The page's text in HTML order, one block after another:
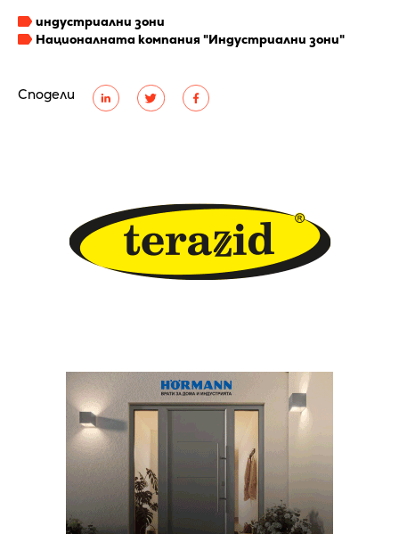
Сподели
индустриални зони
Националната компания "Индустриални зони"